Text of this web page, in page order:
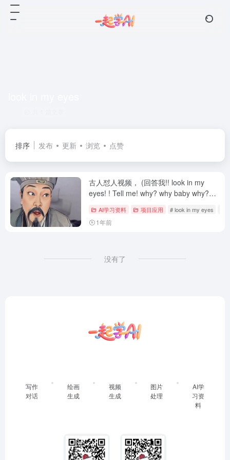
排序 发布 更新 浏览 点赞
古人怼人视频， (回答我!! look in my
eyes! ! Tell me! why? why baby why?
AI学习资料 项目应用 # look in my eyes
1年前
没有了
写作
对话
绘画
生成
视频
生成
图片
处理
AI学
习资
料